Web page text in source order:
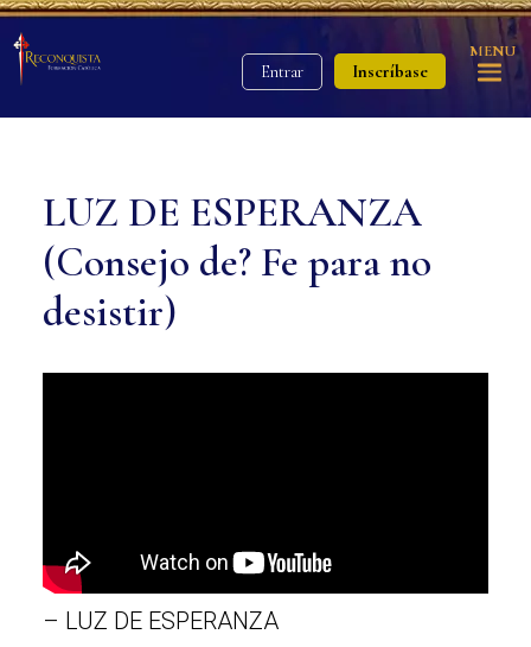
Entrar Inscríbase
MENU
LUZ DE ESPERANZA
(Consejo de? Fe para no
desistir)
– LUZ DE ESPERANZA